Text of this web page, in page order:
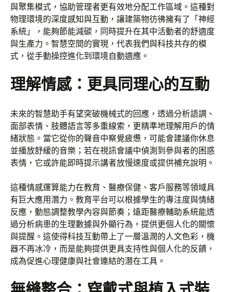
與聚集模式，協助管理者更有效地分配工作區域。這種對
物理環境的深度感知與互動，讓建築物彷彿擁有了「神經
系統」，能夠節能減碳，同時提升在其中活動者的舒適度
與生產力。智慧空間的實現，代表我們與科技共存的模
式，從手動操控進化到環境自動適應。
理解情感：更具同理心的互動
未來的智慧助手有望突破機械式的回應，透過分析語調、
面部表情、肢體語言等多重線索，更精準地理解用戶的情
緒狀態。當它從你的聲音中察覺疲憊，可能會建議你休息
並播放舒緩的音樂；若在視訊會議中偵測到參與者的困惑
表情，它或許能即時提示講者放慢速度或提供補充說明。
這種情感運算能力在教育、醫療保健、客戶服務等領域具
有巨大應用潛力。教育平台可以根據學生的專注度與情緒
反應，動態調整教學內容與節奏；遠距醫療輔助系統能透
過分析病患的生理數據與外顯行為，提供更個人化的關懷
與提醒。這使得科技互動帶上了一層溫潤的人文色彩，機
器不再冰冷，而是能夠提供更具支持性與個人化的反饋，
成為促進心理健康與社會連結的潛在工具。